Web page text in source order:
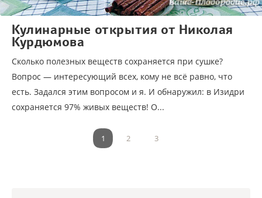
Кулинарные открытия от Николая
Курдюмова
Сколько полезных веществ сохраняется при сушке?
Вопрос — интересующий всех, кому не всё равно, что
есть. Задался этим вопросом и я. И обнаружил: в Изидри
сохраняется 97% живых веществ! О...
1 2 3